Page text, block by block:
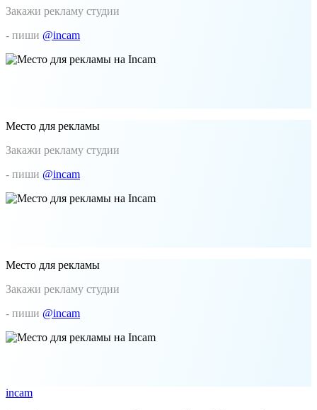
Закажи рекламу студии
- пиши @incam
Место для рекламы
Закажи рекламу студии
- пиши @incam
Место для рекламы
Закажи рекламу студии
- пиши @incam
incam